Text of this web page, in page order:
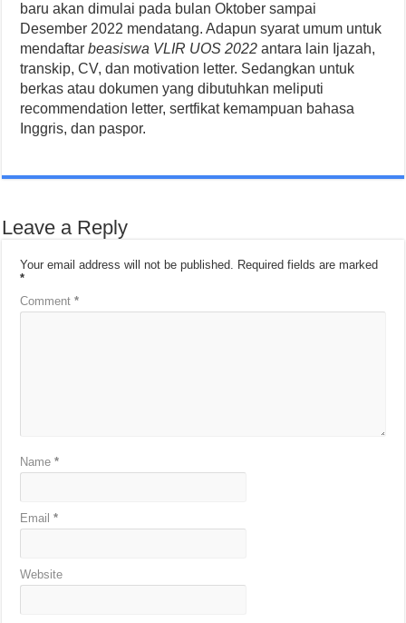
baru akan dimulai pada bulan Oktober sampai
Desember 2022 mendatang. Adapun syarat umum untuk
mendaftarbeasiswa VLIR UOS 2022 antara lain Ijazah,
transkip, CV, dan motivation letter. Sedangkan untuk
berkas atau dokumen yang dibutuhkan meliputi
recommendation letter, sertfikat kemampuan bahasa
Inggris, dan paspor.
Leave a Reply
Your email address will not be published. Required fields are marked
*
Comment*
Name*
Email*
Website